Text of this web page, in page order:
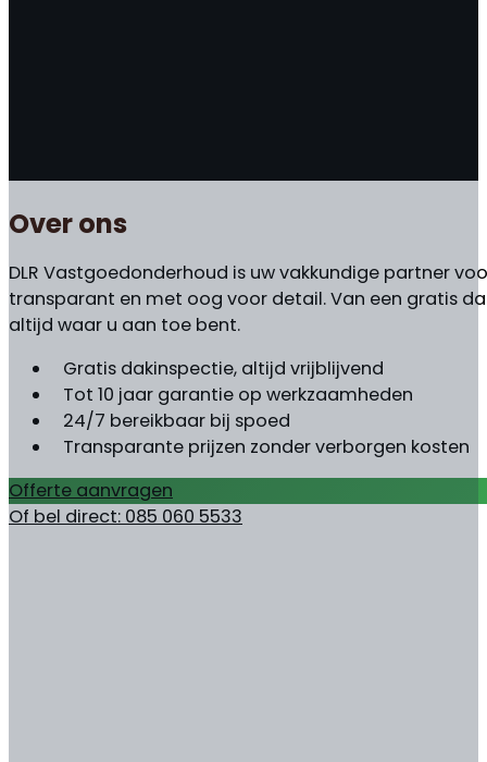
Over ons
DLR Vastgoedonderhoud is uw vakkundige partner
transparant en met oog voor detail. Van een gratis
altijd waar u aan toe bent.
Gratis dakinspectie, altijd vrijblijvend
Tot 10 jaar garantie op werkzaamheden
24/7 bereikbaar bij spoed
Transparante prijzen zonder verborgen kosten
Offerte aanvragen
Of bel direct: 085 060 5533